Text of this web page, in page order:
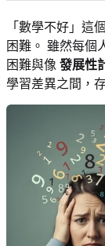
「數學不好」這
困難。 雖然每個
困難與像 發展性
學習差異之間，